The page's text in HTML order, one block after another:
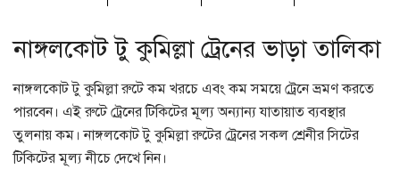
নাঙ্গলকোট টু কুমিল্লা ট্রেনের ভাড়া তালিকা
নাঙ্গলকোট টু কুমিল্লা রুটে কম খরচে এবং কম সময়ে ট্রেনে ভ্রমণ করতে
পারবেন। এই রুটে ট্রেনের টিকিটের মূল্য অন্যান্য যাতায়াত ব্যবস্থার
তুলনায় কম। নাঙ্গলকোট টু কুমিল্লা রুটের ট্রেনের সকল শ্রেনীর সিটের
টিকিটের মূল্য নীচে দেখে নিন।